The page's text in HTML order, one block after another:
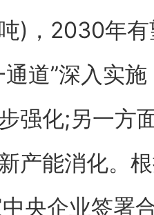
)，2030年
通道”深入实
强化;另一方
产能消化。
央企业签署